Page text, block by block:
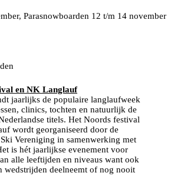
Parasnowboarden 12 t/m 14 november
en NK Langlauf
jaarlijks de populaire langlaufweek
clinics, tochten en natuurlijk de
titels. Het Noords festival
wordt georganiseerd door de
Vereniging in samenwerking met
is hét jaarlijkse evenement voor
alle leeftijden en niveaus want ook
wedstrijden deelneemt of nog nooit